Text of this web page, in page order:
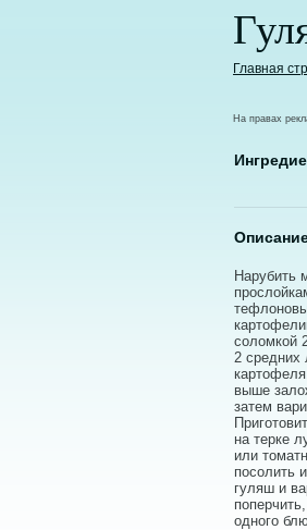
Главная
На правах
Нарубить
соломкой
2 средних
выше
затем
на терке
или
посолить
гуляш и
одного